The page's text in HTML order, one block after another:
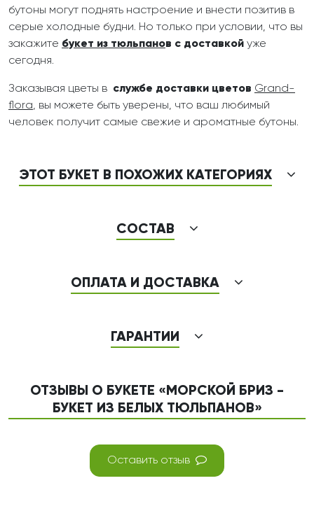
бутоны могут поднять настроение и внести позитив в
серые холодные будни. Но только при условии, что вы
закажите букет из тюльпанов с доставкой уже
сегодня.
Заказывая цветы в службе доставки цветов Grand-
flora, вы можете быть уверены, что ваш любимый
человек получит самые свежие и ароматные бутоны.
ЭТОТ БУКЕТ В ПОХОЖИХ КАТЕГОРИЯХ
СОСТАВ
ОПЛАТА И ДОСТАВКА
ГАРАНТИИ
ОТЗЫВЫ О БУКЕТЕ «МОРСКОЙ БРИЗ -
БУКЕТ ИЗ БЕЛЫХ ТЮЛЬПАНОВ»
Оставить отзыв